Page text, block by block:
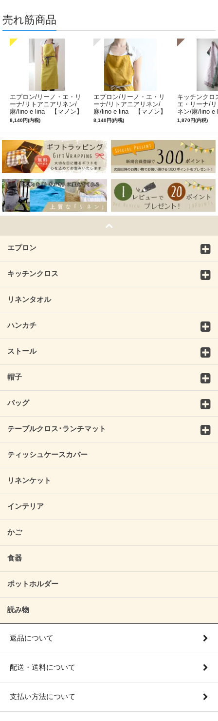
売れ筋商品
エプロン/リーノ・エ・リ
ーナ/リトアニアリネン/
麻/lino e lina 【マノン】
ミモザ
8,140円(内税)
エプロン/リーノ・エ・リ
ーナ/リトアニアリネン/
麻/lino e lina 【マノン】
サフランイエロー
8,140円(内税)
キッチンクロ
エ・リーナ/
ネン/麻/lino
ルフィ】パー
1,870円(内税)
エプロン
キッチンクロス
リネンタオル
ハンカチ
ストール
帽子
バッグ
テーブルクロス･ランチマット
ティッシュケースカバー
リネンケット
インテリア
かご
食器
ポットホルダー
読み物
返品について
配送・送料について
支払い方法について